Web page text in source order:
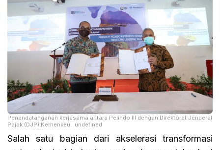
Penandatanganan kerjasama antara Pelindo III dengan Direktorat Jenderal
Pajak (DJP) Kemenkeu. undefined
Salah satu bagian dari akselerasi transformasi